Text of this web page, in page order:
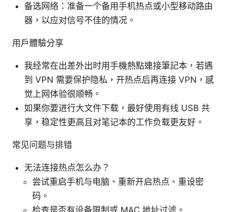
备选网络：准备一个备用手机热点或小型移动路由
器，以应对信号不佳的情况。
用戶體驗分享
我经常在出差外出时用手機熱點連接筆記本，若遇
到 VPN 需要保护隐私，开热点后再连接 VPN，感
觉上网体验很顺畅。
如果你要进行大文件下载，最好使用有线 USB 共
享，稳定性更高且对笔记本的工作负载更友好。
常见问题与排错
无法连接热点怎么办？
尝试重启手机与电脑、重新开启热点、重设密
码。
检查是否有设备限制或 MAC 地址过滤。